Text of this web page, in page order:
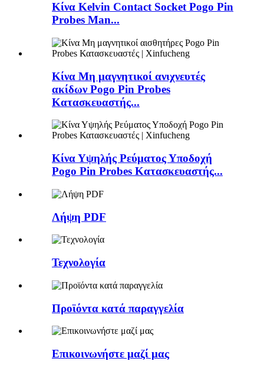
Κίνα Kelvin Contact Socket Pogo Pin
Probes Man...
Κίνα Μη μαγνητικοί ανιχνευτές
ακίδων Pogo Pin Probes
Κατασκευαστής...
Κίνα Υψηλής Ρεύματος Υποδοχή
Pogo Pin Probes Κατασκευαστής...
Λήψη PDF
Τεχνολογία
Προϊόντα κατά παραγγελία
Επικοινωνήστε μαζί μας